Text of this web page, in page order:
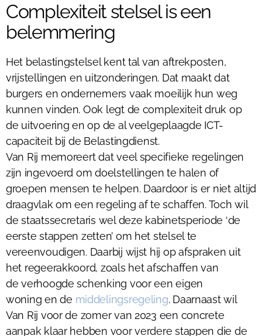
Complexiteit stelsel is een
belemmering
Het belastingstelsel kent tal van aftrekposten,
vrijstellingen en uitzonderingen. Dat maakt dat
burgers en ondernemers vaak moeilijk hun weg
kunnen vinden. Ook legt de complexiteit druk op
de uitvoering en op de al veelgeplaagde ICT-
capaciteit bij de Belastingdienst.
Van Rij memoreert dat veel specifieke regelingen
zijn ingevoerd om doelstellingen te halen of
groepen mensen te helpen. Daardoor is er niet altijd
draagvlak om een regeling af te schaffen. Toch wil
de staatssecretaris wel deze kabinetsperiode ‘de
eerste stappen zetten’ om het stelsel te
vereenvoudigen. Daarbij wijst hij op afspraken uit
het regeerakkoord, zoals het afschaffen van
de verhoogde schenking voor een eigen
woning en de middelingsregeling. Daarnaast wil
Van Rij voor de zomer van 2023 een concrete
aanpak klaar hebben voor verdere stappen die de